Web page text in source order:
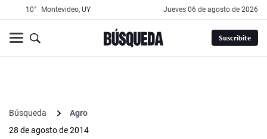
10° Montevideo, UY jueves 06 de agosto de 2026
Suscribite
Búsqueda
Agro
28 de agosto de 2014